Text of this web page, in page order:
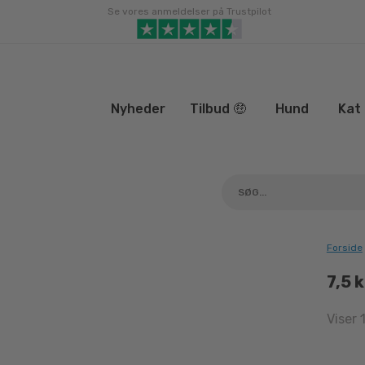
Se vores anmeldelser på Trustpilot
Nyheder Tilbud 🤑 Hund Kat
Forside
7,5
Viser